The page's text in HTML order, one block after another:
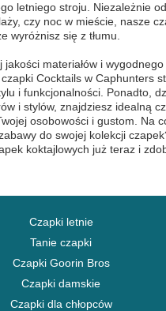
letniego stroju. Niezależnie
czy noc w mieście, nasze
wyróżnisz się z tłumu.
materiałów i wygodnego
Cocktails w Caphunters
i funkcjonalności. Ponadto,
i stylów, znajdziesz idealną
osobowości i gustom. Na
do swojej kolekcji
koktajlowych już teraz i
Czapki letnie
Tanie czapki
Czapki Goorin Bros
Czapki damskie
Czapki dla chłopców